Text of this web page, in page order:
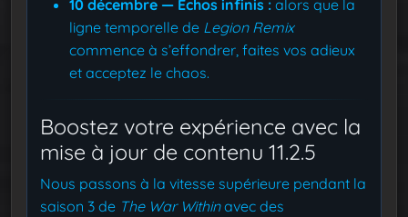
10 décembre — Échos infinis : alors que la
ligne temporelle de Legion Remix
commence à s’effondrer, faites vos adieux
et acceptez le chaos.
Boostez votre expérience avec la
mise à jour de contenu 11.2.5
Nous passons à la vitesse supérieure pendant la
saison 3 de The War Withinavec des